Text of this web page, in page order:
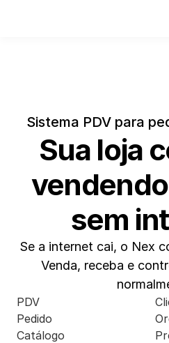
Sistema PDV para
Sua loja
sem
Se a internet cai, o Nex
Venda, receba e
PDV
Pedido
Catálogo